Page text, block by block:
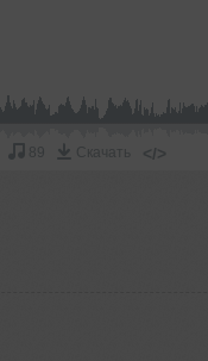
89 Скачать </>